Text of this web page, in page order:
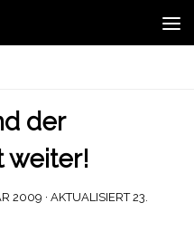
der
weiter!
2009 · AKTUALISIERT23.